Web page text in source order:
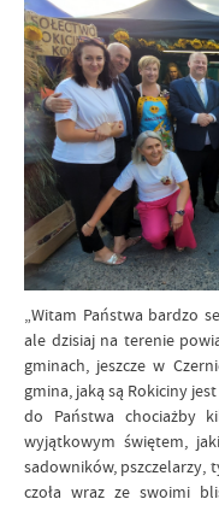
„Witam Państwa bardzo
ale dzisiaj na terenie
gminach, jeszcze w
gmina, jaką są Rokiciny
do Państwa chociażby
wyjątkowym świętem,
sadowników, pszczelarzy,
czoła wraz ze swoimi